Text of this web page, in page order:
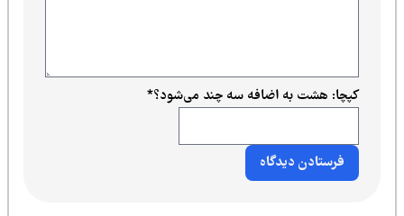
کپچا: هشت به اضافه سه چند می‌شود؟*